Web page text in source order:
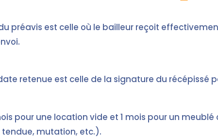
préavis est celle où le bailleur reçoit
retenue est celle de la signature du récépissé
pour une location vide et 1 mois pour un meublé
tendue, mutation, etc.).